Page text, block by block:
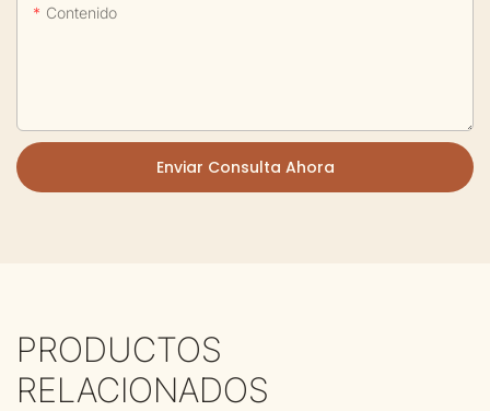
Contenido
Enviar Consulta Ahora
PRODUCTOS
RELACIONADOS